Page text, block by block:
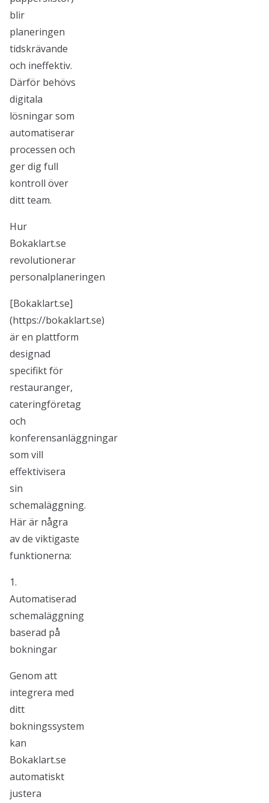
blir
planeringen
tidskrävande
och ineffektiv.
Därför behövs
digitala
lösningar som
automatiserar
processen och
ger dig full
kontroll över
ditt team.
Hur
Bokaklart.se
revolutionerar
personalplaneringen
[Bokaklart.se]
(https://bokaklart.se)
är en plattform
designad
specifikt för
restauranger,
cateringföretag
och
konferensanläggningar
som vill
effektivisera
sin
schemaläggning.
Här är några
av de viktigaste
funktionerna:
1.
Automatiserad
schemaläggning
baserad på
bokningar
Genom att
integrera med
ditt
bokningssystem
kan
Bokaklart.se
automatiskt
justera